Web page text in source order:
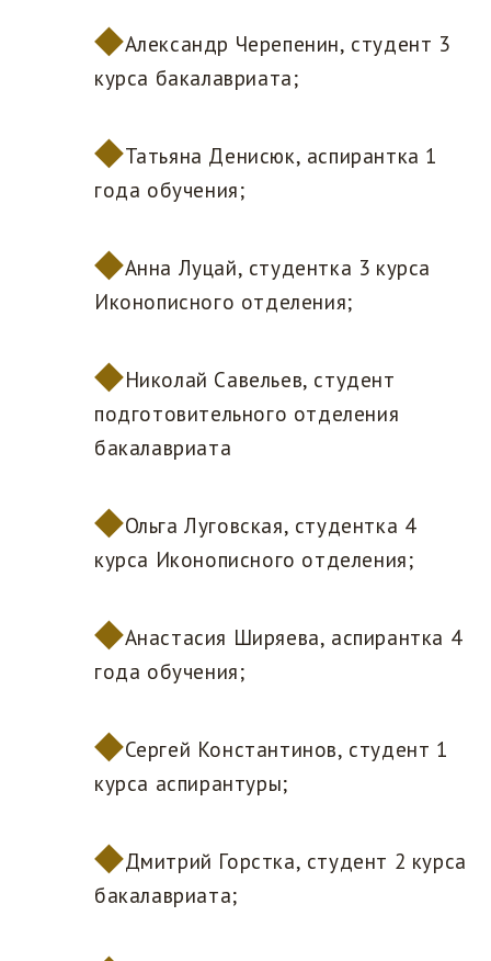
Александр Черепенин, студент 3
курса бакалавриата;
Татьяна Денисюк, аспирантка 1
года обучения;
Анна Луцай, студентка 3 курса
Иконописного отделения;
Николай Савельев, студент
подготовительного отделения
бакалавриата
Ольга Луговская, студентка 4
курса Иконописного отделения;
Анастасия Ширяева, аспирантка 4
года обучения;
Сергей Константинов, студент 1
курса аспирантуры;
Дмитрий Горстка, студент 2 курса
бакалавриата;